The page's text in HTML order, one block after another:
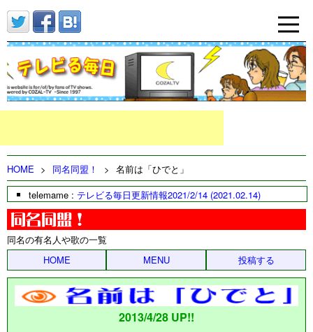
HOME > 同名同盟！ > 名前は「ひでと」
telemame : テレビる毎日更新情報2021/2/14 (2021.02.14)
同名の有名人や歌の一覧
HOME
MENU 投稿する
2013/4/28 UP!!